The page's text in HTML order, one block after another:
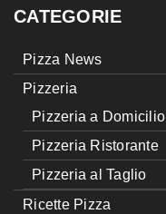
CATEGORIE
Pizza News
Pizzeria
Pizzeria a Domicilio
Pizzeria Ristorante
Pizzeria al Taglio
Ricette Pizza